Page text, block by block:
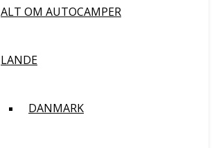
ALT OM AUTOCAMPER
LANDE
DANMARK